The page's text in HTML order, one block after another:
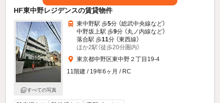
HF東中野レジデンスの賃貸物件
すべての写真
東中野駅 歩5分 （総武中央線など）
中野坂上駅 歩9分 （丸ノ内線など）
落合駅 歩11分 （東西線）
ほか2駅（徒歩20分圏内）
東京都中野区東中野２丁目19-4
11階建 / 19年6ヶ月 / RC